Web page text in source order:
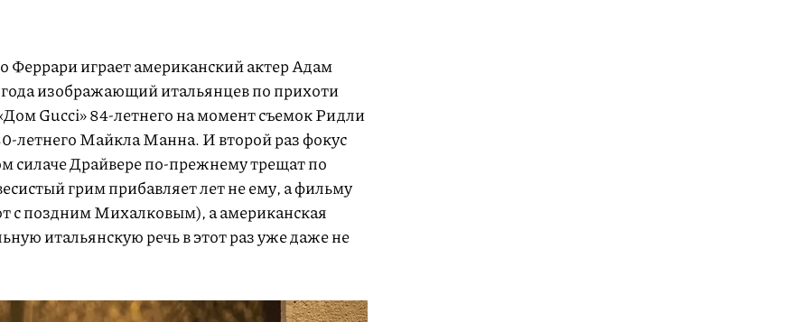
играет американский актер Адам
года изображающий итальянцев по прихоти
Gucci» 84-летнего на момент съемок Ридли
летнего Майкла Манна. И второй раз фокус
силаче Драйвере по-прежнему трещат по
грим прибавляет лет не ему, а фильму
с поздним Михалковым), а американская
итальянскую речь в этот раз уже даже не